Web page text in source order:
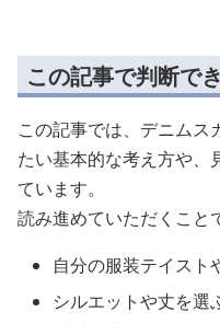
この記事で判断で
この記事では、デニムス
たい基本的な考え方や、
ています。
読み進めていただくこと
自分の服装テイスト
シルエットや丈を選